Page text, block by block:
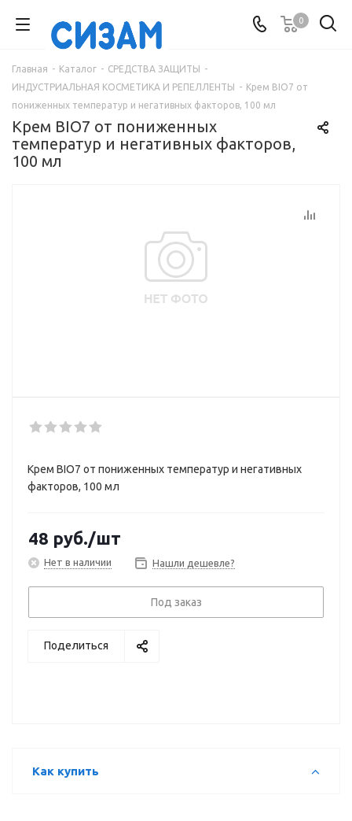
0
Главная - Каталог - СРЕДСТВА ЗАЩИТЫ -
ИНДУСТРИАЛЬНАЯ КОСМЕТИКА И РЕПЕЛЛЕНТЫ - Крем BIO7 от
пониженных температур и негативных факторов, 100 мл
Крем BIO7 от пониженных
температур и негативных факторов,
100 мл
Крем BIO7 от пониженных температур и негативных
факторов, 100 мл
48 руб./шт
Нет в наличии Нашли дешевле?
Под заказ
Поделиться
Как купить